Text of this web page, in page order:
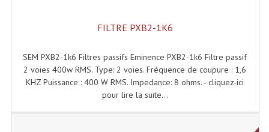
Multi-Effets, Reverbes Etc...
Portes Voix Mégaphones
Pupitre Pour Discours
FILTRE PXB2-1K6
SEM PXB2-1k6 Filtres passifs Eminence PXB2-1k6 Filtre passif
2 voies 400w RMS. Type: 2 voies. Fréquence de coupure : 1,6
KHZ Puissance : 400 W RMS. Impedance: 8 ohms. - cliquez-ici
pour lire la suite...